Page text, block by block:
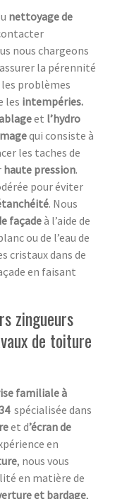
nettoyage de
nous chargeons
la pérennité
problèmes
les intempéries.
et l’hydro
qui consiste à
les taches de
haute pression.
pour éviter
. Nous
façadeà l’aide de
ou de l’eau de
cristaux dans de
en faisant
zingueurs
de toiture
familiale à
spécialisée dans
et d’écran de
en
, nous vous
en matière de
et bardage,